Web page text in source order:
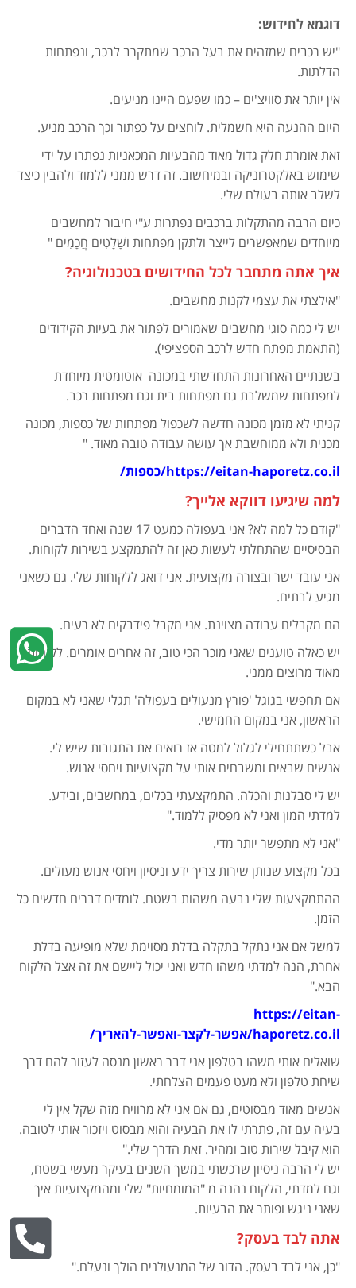
דוגמא לחידוש:
"יש רכבים שמזהים את בעל הרכב שמתקרב לרכב, ונפתחות
הדלתות.
אין יותר את סוויצ'ים – כמו שפעם היינו מניעים.
היום ההנעה היא חשמלית. לוחצים על כפתור וכך הרכב מניע.
זאת אומרת חלק גדול מאוד מהבעיות המכאניות נפתרו על ידי
שימוש באלקטרוניקה ובמיחשוב. זה דרש ממני ללמוד ולהבין כיצד
לשלב אותה בעולם שלי.
כיום הרבה מהתקלות ברכבים נפתרות ע"י חיבור למחשבים
מיוחדים שמאפשרים לייצר ולתקן מפתחות ושָׁלָטִים חֲכָמִים "
איך אתה מתחבר לכל החידושים בטכנולוגיה?
"אילצתי את עצמי לקנות מחשבים.
יש לי כמה סוגי מחשבים שאמורים לפתור את בעיות הקידודים
(התאמת מפתח חדש לרכב הספציפי).
בשנתיים האחרונות התחדשתי במכונה אוטומטית מיוחדת
למפתחות שמשלבת גם מפתחות בית וגם מפתחות רכב.
קניתי לא מזמן מכונה חדשה לשכפול מפתחות של כספות, מכונה
מכנית ולא ממוחשבת אך עושה עבודה טובה מאוד. "
https://eitan-haporetz.co.il/כספות/
למה שיגיעו דווקא אלייך?
"קודם כל למה לא? אני בעפולה כמעט 17 שנה ואחד הדברים
הבסיסיים שהתחלתי לעשות כאן זה להתמקצע בשירות לקוחות.
אני עובד ישר ובצורה מקצועית. אני דואג ללקוחות שלי. גם כשאני
מגיע לבתים.
הם מקבלים עבודה מצוינת. אני מקבל פידבקים לא רעים.
יש כאלה טוענים שאני מוכר הכי טוב, זה אחרים אומרים. לקוחות
מאוד מרוצים ממני.
אם תחפשי בגוגל 'פורץ מנעולים בעפולה' תגלי שאני לא במקום
הראשון, אני במקום החמישי.
אבל כשתתחילי לגלול למטה אז רואים את התגובות שיש לי.
אנשים שבאים ומשבחים אותי על מקצועיות ויחסי אנוש.
יש לי סבלנות והכלה. התמקצעתי בכלים, במחשבים, ובידע.
למדתי המון ואני לא מפסיק ללמוד."
"אני לא מתפשר יותר מדי.
בכל מקצוע שנותן שירות צריך ידע וניסיון ויחסי אנוש מעולים.
ההתמקצעות שלי נבעה משהות בשטח. לומדים דברים חדשים כל
הזמן.
למשל אם אני נתקל בתקלה בדלת מסוימת שלא מופיעה בדלת
אחרת, הנה למדתי משהו חדש ואני יכול ליישם את זה אצל הלקוח
הבא."
https://eitan-
haporetz.co.il/אפשר-לקצר-ואפשר-להאריך/
שואלים אותי משהו בטלפון אני דבר ראשון מנסה לעזור להם דרך
שיחת טלפון ולא מעט פעמים הצלחתי.
אנשים מאוד מבסוטים, גם אם אני לא מרוויח מזה שקל אין לי
בעיה עם זה, פתרתי לו את הבעיה והוא מבסוט ויזכור אותי לטובה.
הוא קיבל שירות טוב ומהיר. זאת הדרך שלי."
יש לי הרבה ניסיון שרכשתי במשך השנים בעיקר מעשי בשטח,
וגם למדתי, הלקוח נהנה מ "המומחיות" שלי ומהמקצועיות איך
שאני ניגש ופותר את הבעיות.
אתה לבד בעסק?
"כן, אני לבד בעסק. הדור של המנעולנים הולך ונעלם."